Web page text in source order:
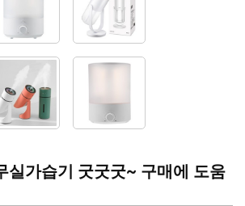
실가습기 굿굿굿~ 구매에 도움